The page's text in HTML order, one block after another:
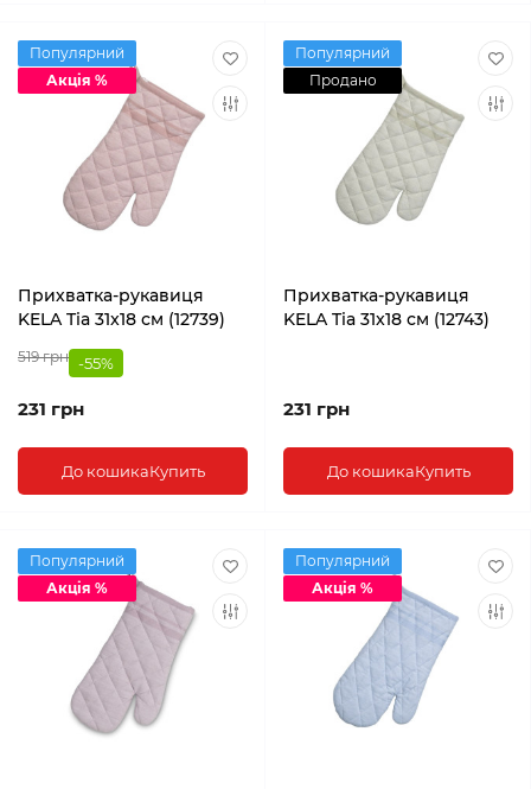
Популярний
Акція %
Прихватка-рукавиця
KELA Tia 31x18 см (12739)
519 грн -55%
231 грн
До кошикаКупить
Популярний
Продано
Прихватка-рукавиця
KELA Tia 31x18 см (12743)
231 грн
До кошикаКупить
Популярний
Акція %
Популярний
Акція %